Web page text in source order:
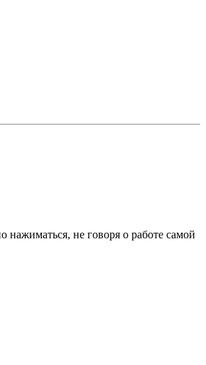
нажиматься, не говоря о работе самой